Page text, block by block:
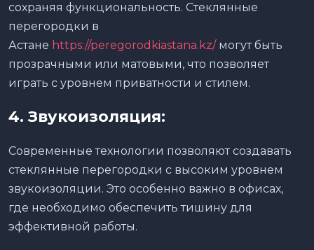
сохраняя функциональность. Стеклянные
перегородки в
Астане https://peregorodkiastana.kz/ могут быть
прозрачными или матовыми, что позволяет
играть с уровнем приватности и стилем.
4. Звукоизоляция:
Современные технологии позволяют создавать
стеклянные перегородки с высоким уровнем
звукоизоляции. Это особенно важно в офисах,
где необходимо обеспечить тишину для
эффективной работы.